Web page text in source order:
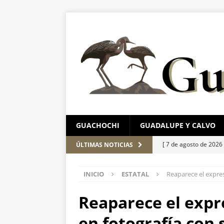
GUACHOCHI GUADALUPE Y CALVO
ÚLTIMAS NOTICIAS [ 7 de agosto de 2026
[ 7 de agosto de
León
[ 7 de agosto de 2026 ]
INICIO ESTATAL Reaparece el
Reaparece el